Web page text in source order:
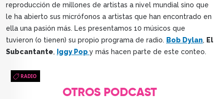
reproducción de millones de artistas a nivel mundial sino que
le ha abierto sus micrófonos a artistas que han encontrado en
ella una pasión más. Les presentamos 10 músicos que
tuvieron (o tienen) su propio programa de radio. Bob Dylan, El
Subcantante, Iggy Pop y más hacen parte de este conteo.
RADIO
OTROS PODCAST